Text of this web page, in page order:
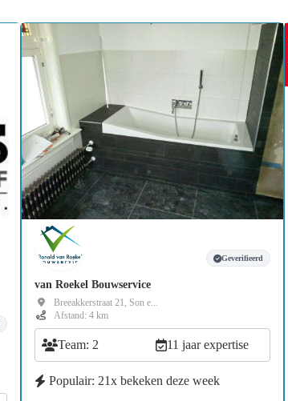
Geverifieerd
van Roekel Bouwservice
Breeakkerstraat 21, Son e...
Afstand: 4 km
Team: 2 11 jaar expertise
Populair: 21x bekeken deze week